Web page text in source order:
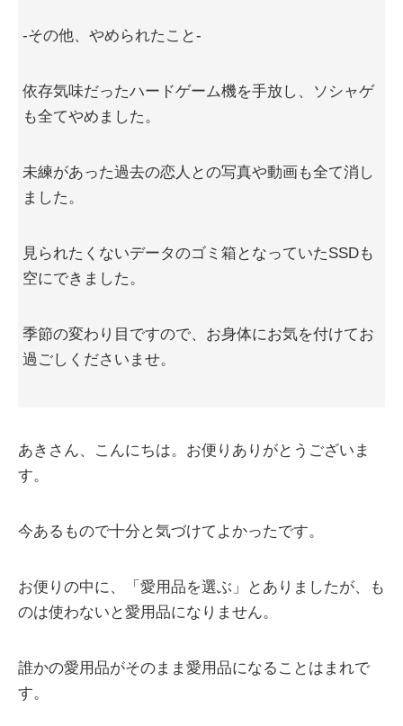
-その他、やめられたこと-
依存気味だったハードゲーム機を手放し、ソシャゲ
も全てやめました。
未練があった過去の恋人との写真や動画も全て消し
ました。
見られたくないデータのゴミ箱となっていたSSDも
空にできました。
季節の変わり目ですので、お身体にお気を付けてお
過ごしくださいませ。
あきさん、こんにちは。お便りありがとうございま
す。
今あるもので十分と気づけてよかったです。
お便りの中に、「愛用品を選ぶ」とありましたが、も
のは使わないと愛用品になりません。
誰かの愛用品がそのまま愛用品になることはまれで
す。